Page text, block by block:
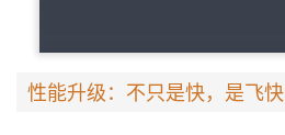
性能升级：不只是快，是飞快